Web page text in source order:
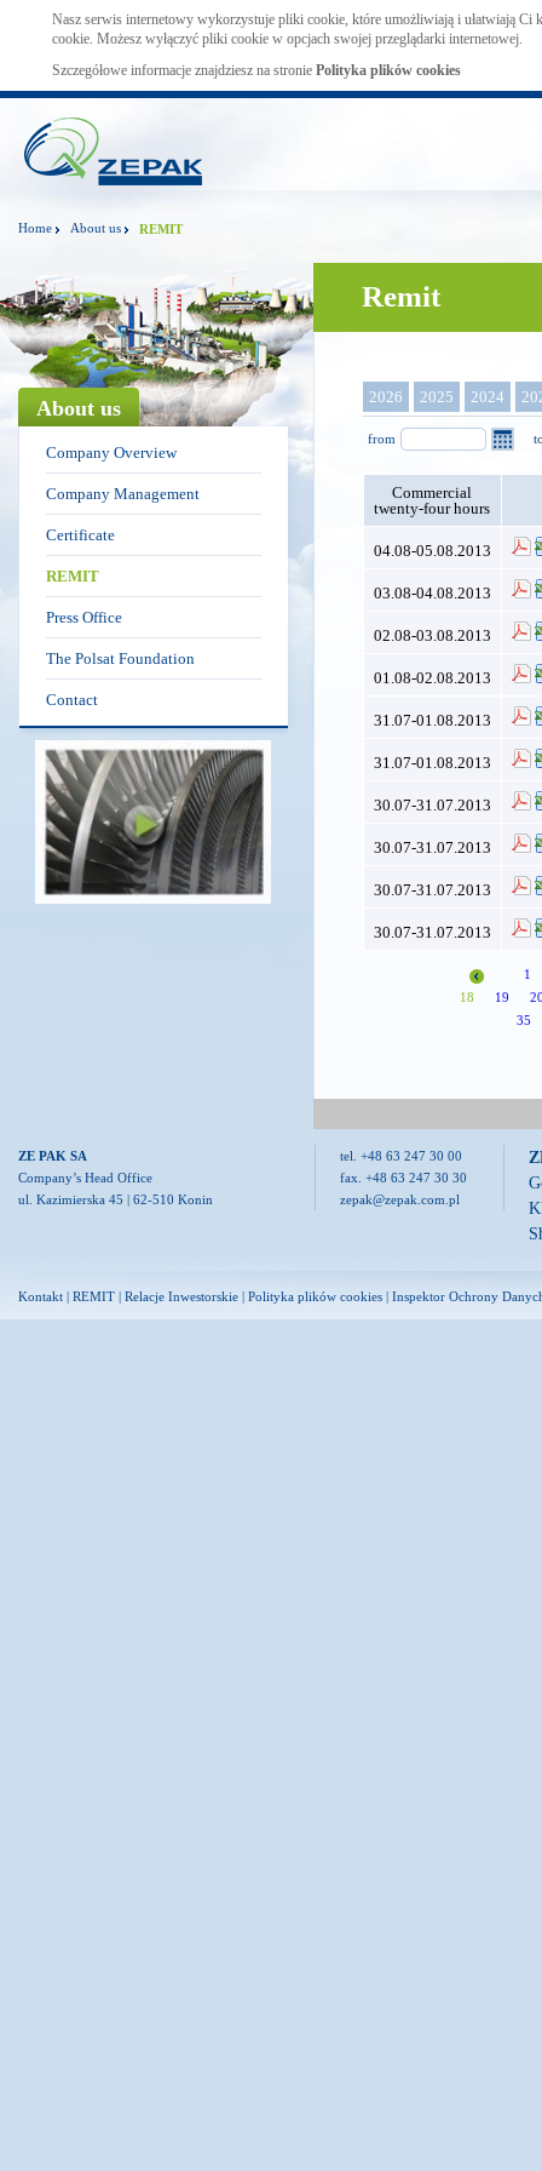
Nasz serwis internetowy wykorzystuje pliki cookie, które umożliwiają i ułatwiają Ci
cookie. Możesz wyłączyć pliki cookie w opcjach swojej przeglądarki internetowej.
Szczegółowe informacje znajdziesz na stronie Polityka plików cookies
Home About us REMIT
About us
Company Overview
Company Management
Certificate
REMIT
Press Office
The Polsat Foundation
Contact
Remit
2026 2025 2024
from
Commercial
twenty-four hours
04.08-05.08.2013
03.08-04.08.2013
02.08-03.08.2013
01.08-02.08.2013
31.07-01.08.2013
31.07-01.08.2013
30.07-31.07.2013
30.07-31.07.2013
30.07-31.07.2013
30.07-31.07.2013
1
18
19
35
ZE PAK SA
Company’s Head Office
ul. Kazimierska 45 | 62-510 Konin
tel. +48 63 247 30 00
fax. +48 63 247 30 30
zepak@zepak.com.pl
Kontakt | REMIT | Relacje Inwestorskie | Polityka plików cookies | Inspektor Ochrony